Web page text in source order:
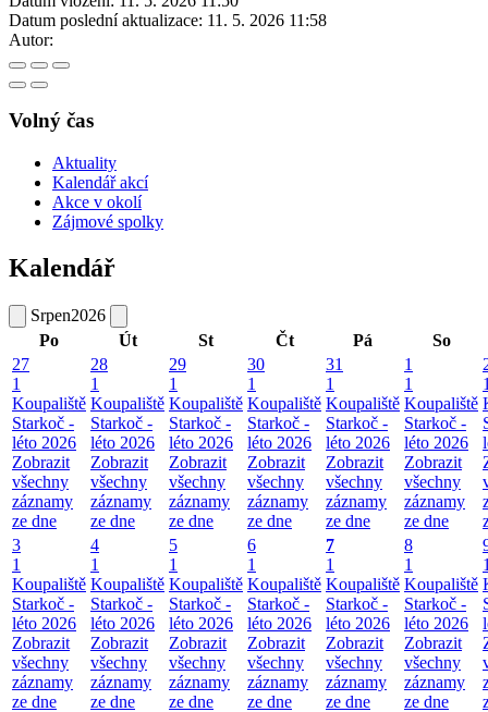
Datum poslední aktualizace: 11. 5. 2026 11:58
Autor:
Volný čas
Aktuality
Kalendář akcí
Akce v okolí
Zájmové spolky
Kalendář
Srpen2026
Po
Út St Čt Pá
So
27
1
Koupaliště
Starkoč -
léto 2026
Zobrazit
všechny
záznamy
ze dne
28
1
Koupaliště
Starkoč -
léto 2026
Zobrazit
všechny
záznamy
ze dne
29
1
Koupaliště
Starkoč -
léto 2026
Zobrazit
všechny
záznamy
ze dne
30
1
Koupaliště
Starkoč -
léto 2026
Zobrazit
všechny
záznamy
ze dne
31
1
Koupaliště
Starkoč -
léto 2026
Zobrazit
všechny
záznamy
ze dne
1
1
Koupaliště
Starkoč -
léto 2026
Zobrazit
všechny
záznamy
ze dne
3
1
Koupaliště
Starkoč -
léto 2026
Zobrazit
všechny
záznamy
ze dne
4
1
Koupaliště
Starkoč -
léto 2026
Zobrazit
všechny
záznamy
ze dne
5
1
Koupaliště
Starkoč -
léto 2026
Zobrazit
všechny
záznamy
ze dne
6
1
Koupaliště
Starkoč -
léto 2026
Zobrazit
všechny
záznamy
ze dne
7
1
Koupaliště
Starkoč -
léto 2026
Zobrazit
všechny
záznamy
ze dne
8
1
Koupaliště
Starkoč -
léto 2026
Zobrazit
všechny
záznamy
ze dne